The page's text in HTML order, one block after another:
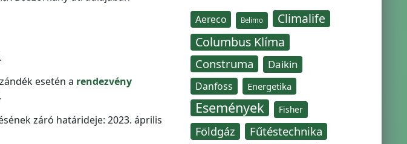
esetén a rendezvény
záró határideje: 2023. április
Aereco Belimo
Climalife
Columbus Klíma
Construma Daikin
Danfoss Energetika
Események Fisher
Földgáz Fűtéstechnika